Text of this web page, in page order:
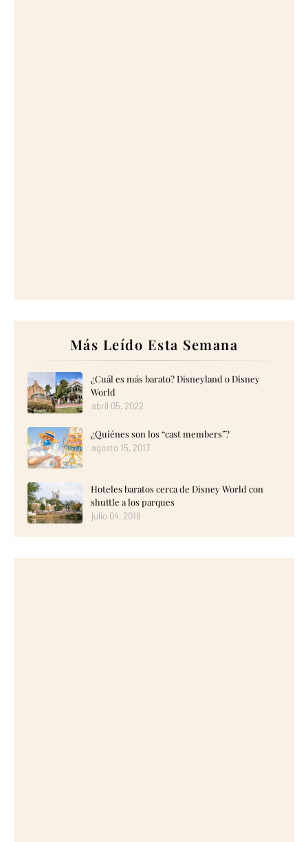
Más Leído Esta Semana
¿Cuál es más barato? Disneyland o Disney
World
abril 05, 2022
¿Quiénes son los “cast members”?
agosto 15, 2017
Hoteles baratos cerca de Disney World con
shuttle a los parques
julio 04, 2019